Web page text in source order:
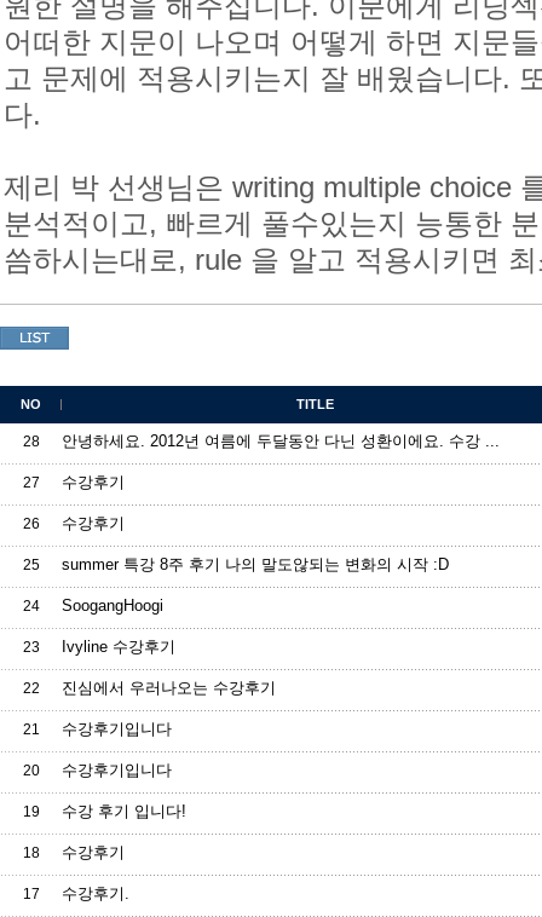
어떠한 지문이 나오며 어떻게 하면 지문
고 문제에 적용시키는지 잘 배웠습니다.
다.
제리 박 선생님은 writing multiple choice
분석적이고, 빠르게 풀수있는지 능통한
씀하시는대로, rule 을 알고 적용시키면
NO TITLE
28 안녕하세요. 2012년 여름에 두달동안 다닌 성환이에요. 수강 ...
27 수강후기
26 수강후기
25 summer 특강 8주 후기 나의 말도않되는 변화의 시작 :D
24 SoogangHoogi
23 Ivyline 수강후기
22 진심에서 우러나오는 수강후기
21 수강후기입니다
20 수강후기입니다
19 수강 후기 입니다!
18 수강후기
17 수강후기.